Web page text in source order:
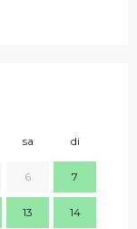
sa di
6 7
13 14